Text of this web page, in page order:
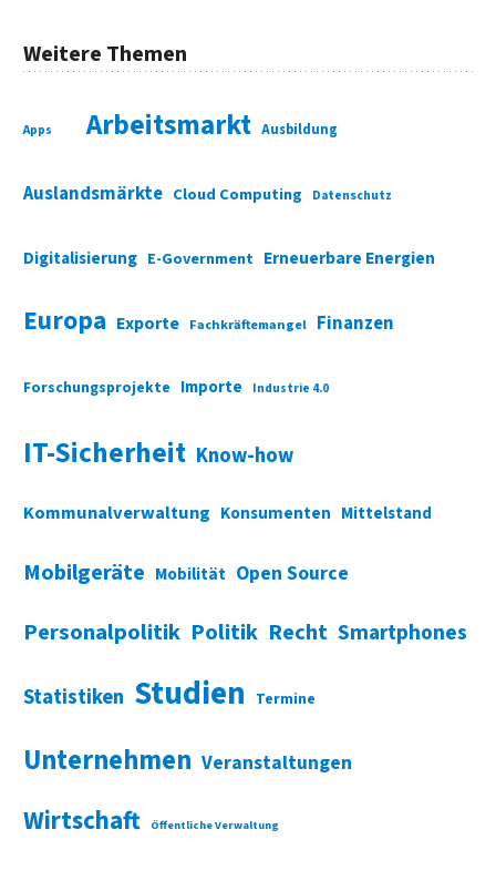
Weitere Themen
Apps Arbeitsmarkt Ausbildung
Auslandsmärkte Cloud Computing Datenschutz
Digitalisierung E-Government Erneuerbare Energien
Europa Exporte Fachkräftemangel Finanzen
Forschungsprojekte Importe Industrie 4.0
IT-Sicherheit Know-how
Kommunalverwaltung Konsumenten Mittelstand
Mobilgeräte Mobilität Open Source
Personalpolitik Politik Recht Smartphones
Statistiken Studien Termine
Unternehmen Veranstaltungen
Wirtschaft Öffentliche Verwaltung